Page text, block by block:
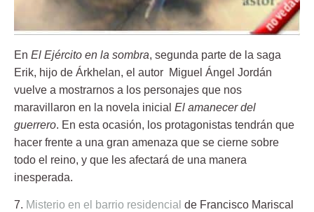
En El Ejército en la sombra, segunda parte de la saga
Erik, hijo de Árkhelan, el autor Miguel Ángel Jordán
vuelve a mostrarnos a los personajes que nos
maravillaron en la novela inicial El amanecer del
guerrero. En esta ocasión, los protagonistas tendrán que
hacer frente a una gran amenaza que se cierne sobre
todo el reino, y que les afectará de una manera
inesperada.
7. Misterio en el barrio residencial de Francisco Mariscal